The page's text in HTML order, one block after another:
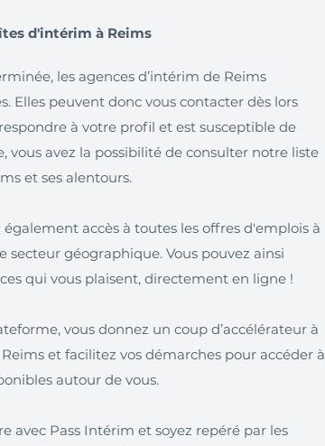
d'intérim à Reims
les agences d’intérim de Reims
Elles peuvent donc vous contacter dès lors
à votre profil et est susceptible de
vous avez la possibilité de consulter notre liste
et ses alentours.
également accès à toutes les offres d'emplois à
géographique. Vous pouvez ainsi
qui vous plaisent, directement en ligne !
vous donnez un coup d’accélérateur à
et facilitez vos démarches pour accéder à
autour de vous.
avec Pass Intérim et soyez repéré par les